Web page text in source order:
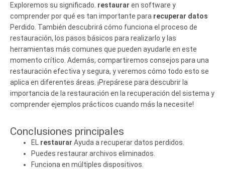
Exploremos su significado. restaurar en software y
comprender por qué es tan importante para recuperar datos
Perdido. También descubrirá cómo funciona el proceso de
restauración, los pasos básicos para realizarlo y las
herramientas más comunes que pueden ayudarle en este
momento crítico. Además, compartiremos consejos para una
restauración efectiva y segura, y veremos cómo todo esto se
aplica en diferentes áreas. ¡Prepárese para descubrir la
importancia de la restauración en la recuperación del sistema y
comprender ejemplos prácticos cuando más la necesite!
Conclusiones principales
EL restaurar Ayuda a recuperar datos perdidos.
Puedes restaurar archivos eliminados.
Funciona en múltiples dispositivos.